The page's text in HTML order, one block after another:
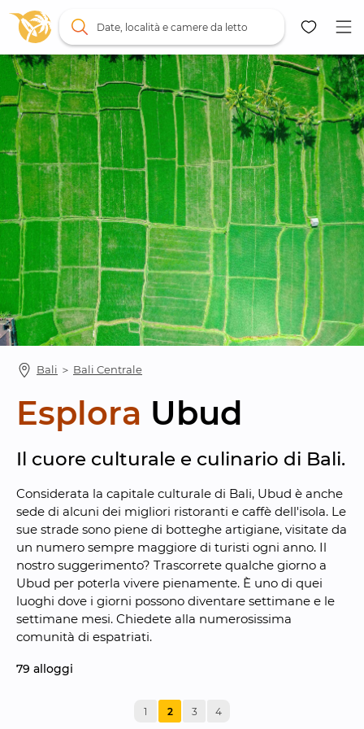
Date, località e camere da letto
Mappa
Bali ＞ Bali Centrale
Esplora Ubud
Il cuore culturale e culinario di Bali.
Considerata la capitale culturale di Bali, Ubud è anche
sede di alcuni dei migliori ristoranti e caffè dell'isola. Le
sue strade sono piene di botteghe artigiane, visitate da
un numero sempre maggiore di turisti ogni anno. Il
nostro suggerimento? Trascorrete qualche giorno a
Ubud per poterla vivere pienamente. È uno di quei
luoghi dove i giorni possono diventare settimane e le
settimane mesi. Chiedete alla numerosissima
comunità di espatriati.
79 alloggi
1 2 3 4